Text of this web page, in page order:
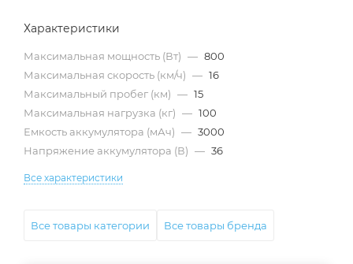
Характеристики
Максимальная мощность (Вт) — 800
Максимальная скорость (км/ч) — 16
Максимальный пробег (км) — 15
Максимальная нагрузка (кг) — 100
Емкость аккумулятора (мАч) — 3000
Напряжение аккумулятора (В) — 36
Все характеристики
Все товары категории Все товары бренда